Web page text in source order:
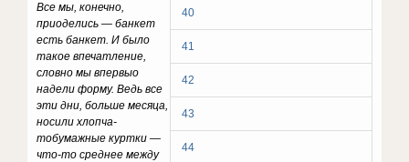
40
41
42
43
44
Все мы, конечно,
приоделись — банкет
есть банкет. И было
такое впечатление,
словно мы впервыо
надели форму. Ведь все
эти дни, больше месяца,
носили хлопча-
тобумажные куртки —
что-то среднее между